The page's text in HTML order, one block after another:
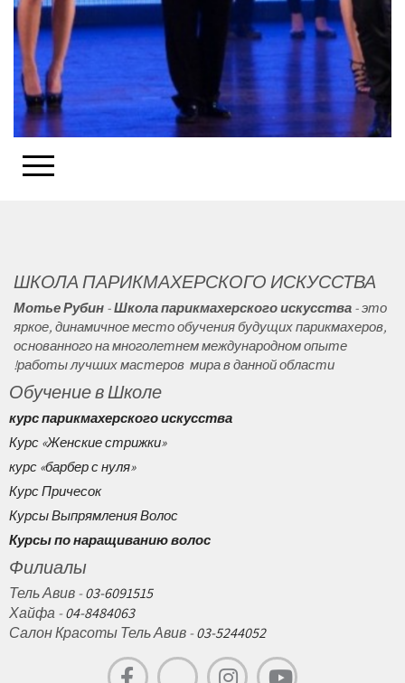
"мини" Смотри И Учись
Training School VIP
ШКОЛА ПАРИКМАХЕРСКОГО ИСКУССТВА
Мотье Рубин -Школапарикмахерского искусства - это
яркое, динамичное место обучения будущих парикмахеров,
основанного на многолетнем международном опыте
работы лучших мастеров мира в данной области!
Обучение в Школе
курс парикмахерского искусства
Курс «Женские стрижки»
курс «барбер с нуля»
Курс Причесок
Курсы Выпрямления Волос
Курсы по наращиванию волос
Филиалы
Тель Авив -03-6091515
Хайфа -04-8484063
Салон Красоты Тель Авив -03-5244052